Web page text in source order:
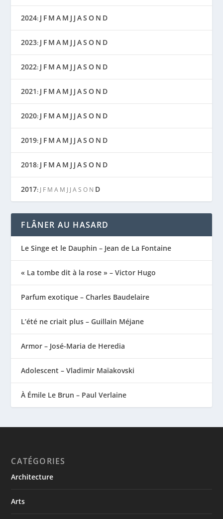
2024: J F M A M J J AS O N D
2023: J F M A M J J AS O N D
2022: J F M A M J J AS O N D
2021: J F M A M J J AS O N D
2020: J F M A M J J AS O N D
2019: J F M A M J J AS O N D
2018: J F M A M J J AS O N D
2017: J F M A M J J A S O N D
FLÂNER AU HASARD
Le Singe et le Dauphin – Jean de La Fontaine
« La tombe dit à la rose » – Victor Hugo
Parfum exotique – Charles Baudelaire
L’été ne criait plus – Guillain Méjane
Armor – José-Maria de Heredia
Adolescent – Vladimir Maïakovski
À Émile Le Brun – Paul Verlaine
CATÉGORIES
Architecture
Arts